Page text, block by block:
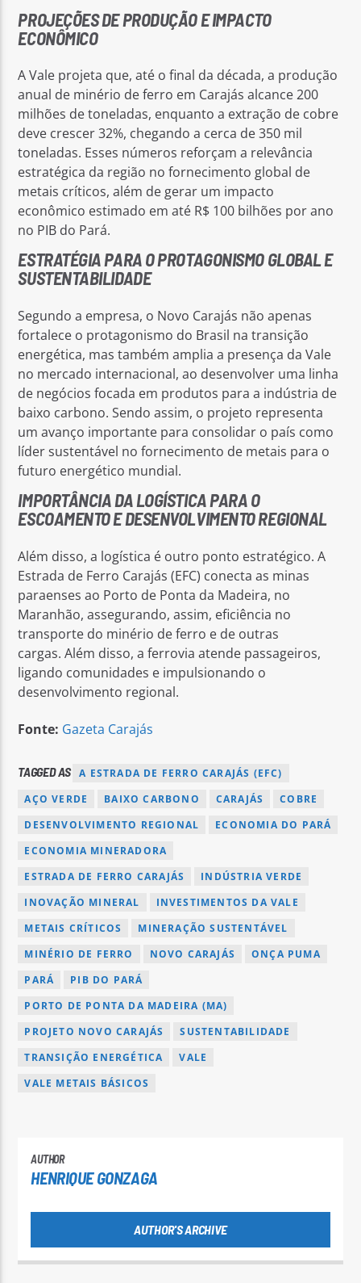
PROJEÇÕES DE PRODUÇÃO E IMPACTO
ECONÔMICO
A Vale projeta que, até o final da década, a produção
anual de minério de ferro em Carajás alcance 200
milhões de toneladas, enquanto a extração de cobre
deve crescer 32%, chegando a cerca de 350 mil
toneladas. Esses números reforçam a relevância
estratégica da região no fornecimento global de
metais críticos, além de gerar um impacto
econômico estimado em até R$ 100 bilhões por ano
no PIB do Pará.
ESTRATÉGIA PARA O PROTAGONISMO GLOBAL E
SUSTENTABILIDADE
Segundo a empresa, o Novo Carajás não apenas
fortalece o protagonismo do Brasil na transição
energética, mas também amplia a presença da Vale
no mercado internacional, ao desenvolver uma linha
de negócios focada em produtos para a indústria de
baixo carbono. Sendo assim, o projeto representa
um avanço importante para consolidar o país como
líder sustentável no fornecimento de metais para o
futuro energético mundial.
IMPORTÂNCIA DA LOGÍSTICA PARA O
ESCOAMENTO E DESENVOLVIMENTO REGIONAL
Além disso, a logística é outro ponto estratégico. A
Estrada de Ferro Carajás (EFC) conecta as minas
paraenses ao Porto de Ponta da Madeira, no
Maranhão, assegurando, assim, eficiência no
transporte do minério de ferro e de outras
cargas. Além disso, a ferrovia atende passageiros,
ligando comunidades e impulsionando o
desenvolvimento regional.
Fonte: Gazeta Carajás
TAGGED AS A ESTRADA DE FERRO CARAJÁS (EFC)
AÇO VERDE
BAIXO CARBONO CARAJÁS
COBRE
DESENVOLVIMENTO REGIONAL
ECONOMIA DO PARÁ
ECONOMIA MINERADORA
ESTRADA DE FERRO CARAJÁS
INDÚSTRIA VERDE
INOVAÇÃO MINERAL
INVESTIMENTOS DA VALE
METAIS CRÍTICOS
MINERAÇÃO SUSTENTÁVEL
MINÉRIO DE FERRO
NOVO CARAJÁS
ONÇA PUMA
PARÁ
PIB DO PARÁ
PORTO DE PONTA DA MADEIRA (MA)
PROJETO NOVO CARAJÁS
SUSTENTABILIDADE
TRANSIÇÃO ENERGÉTICA
VALE
VALE METAIS BÁSICOS
AUTHOR
HENRIQUE GONZAGA
AUTHOR'S ARCHIVE